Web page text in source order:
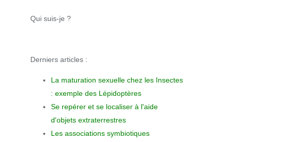
Qui suis-je ?
Derniers articles :
La maturation sexuelle chez les Insectes
: exemple des Lépidoptères
Se repérer et se localiser à l'aide
d'objets extraterrestres
Les associations symbiotiques